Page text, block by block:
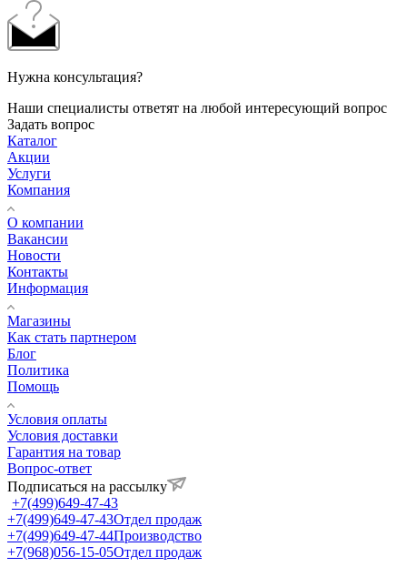
Нужна консультация?
Наши специалисты ответят на любой интересующий вопрос
Задать вопрос
Каталог
Акции
Услуги
Компания
О компании
Вакансии
Новости
Контакты
Информация
Магазины
Как стать партнером
Блог
Политика
Помощь
Условия оплаты
Условия доставки
Гарантия на товар
Вопрос-ответ
Подписаться на рассылку
+7(499)649-47-43
+7(499)649-47-43Отдел продаж
+7(499)649-47-44Производство
+7(968)056-15-05Отдел продаж